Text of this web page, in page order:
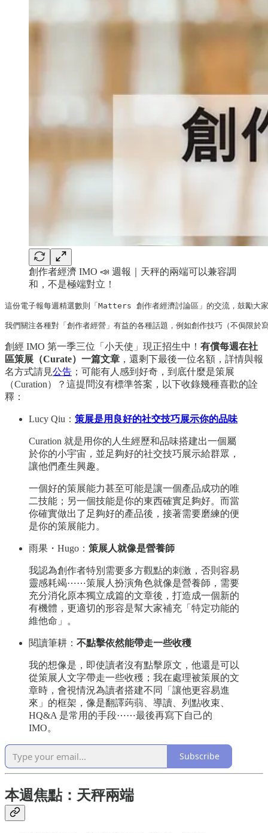
創作者經濟 IMO 📣 週報｜天秤的兩端可以兼容調
和，不是極端對立！
這份電子報每週精選數則「Matters 創作者經濟討論區」的交流，鼓勵
我們關注各種對「創作者經營」有益的各種話題，例如創作技巧（不侷限
創經 IMO 第一季三位「小天使」現正招生中！ 有償每週在社
區策展（Curate）一篇文章 ，還剩下最後一位名額，詳情與報
名方式請見公告 ；可能有人感到好奇，到底什麼是策展
（Curation）？這提問沒有標準答案，以下收錄幾種喜歡的詮
釋：
Lucy Qiu： 策展是用良好的社交技巧展示你的品味
Curation 就是用你的人生經歷和品味搭建出一個屬
於你的小宇宙，並足夠好的社交技巧展示給群眾，
讓他們產生興趣。
一個好的策展能力甚至可能是讓一個產品成功的唯
二技能；另一個技能是你的東西確實足夠好。而當
你確實做出了足夠好的產品後，接著需要磨練的便
是你的策展能力。
雨果・Hugo： 策展人就像是營養師
我認為創作者特別需要多方觀點的刺激，否則容易
靈感耗竭⋯⋯策展人扮演角色就像是營養師，需要
充分消化原本獨立成篇的文章後，打造成一個新的
有機體，更適切的形容是幫大家補充「特定功能的
維他命」。
閱讀筆耕： 不點擊依然能帶走一些收穫
我的想像是，即使讀者沒有點擊原文，他還是可以
從策展人文字帶走一些收穫；我在處理被策展的文
章時，會視情況為讀者搭建不同「讓他更容易進
來」的框架，像是翻譯蒟蒻、導讀、列點收束、
HQ&A 是常用的手段⋯⋯最後再寫下自己的
IMO。
Subscribe
本週焦點：天秤兩端